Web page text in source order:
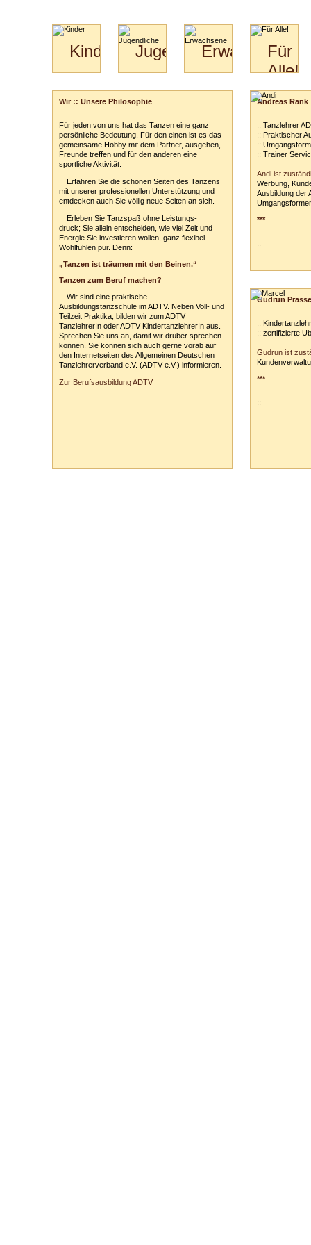
Kinder
Kids
&
Kiga-
Kids
3-
6
JugendlicheErwachsene
Specials
Paare
Hochzeitstanzkurs
Für
Alle!
Bilder
Download
Video
Partner
Catering
Wir :: Unsere Philosophie
Für jeden von uns hat das Tanzen eine ganz
persönliche Bedeutung. Für den einen ist es das
gemeinsame Hobby mit dem Partner, ausgehen,
Freunde treffen und für den anderen eine
sportliche Aktivität.
Erfahren Sie die schönen Seiten des Tanzens
mit unserer professionellen Unterstützung und
entdecken auch Sie völlig neue Seiten an sich.
Erleben Sie Tanzspaß ohne Leistungs-
druck; Sie allein entscheiden, wie viel Zeit und
Energie Sie investieren wollen, ganz flexibel.
Wohlfühlen pur. Denn:
„Tanzen ist träumen mit den Beinen.“
Tanzen zum Beruf machen?
Wir sind eine praktische
Ausbildungstanzschule im ADTV. Neben Voll- und
Teilzeit Praktika, bilden wir zum ADTV
TanzlehrerIn oder ADTV KindertanzlehrerIn aus.
Sprechen Sie uns an, damit wir drüber sprechen
können. Sie können sich auch gerne vorab auf
den Internetseiten des Allgemeinen Deutschen
Tanzlehrerverband e.V. (ADTV e.V.) informieren.
Zur Berufsausbildung ADTV
Andreas Rank
:: Tanzlehrer
:: Praktischer
::
:: Trainer
Andi ist
Werbung,
Ausbildung der
***
::
Gudrun Prasse
::
:: zertifizierte
Gudrun ist
***
::